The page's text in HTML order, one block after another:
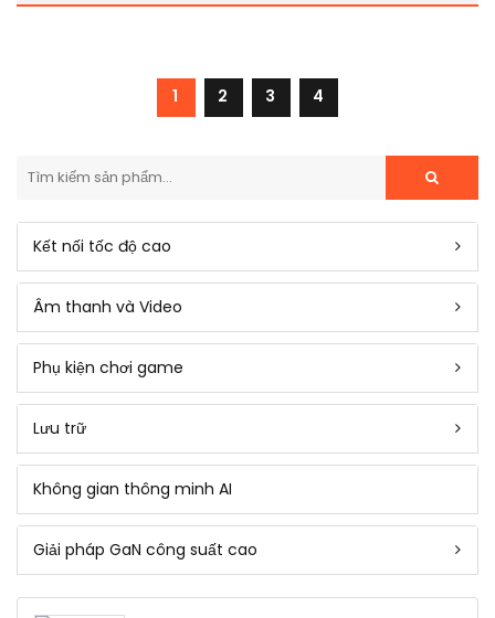
1 2 3 4
Kết nối tốc độ cao
Âm thanh và Video
Phụ kiện chơi game
Lưu trữ
Không gian thông minh AI
Giải pháp GaN công suất cao